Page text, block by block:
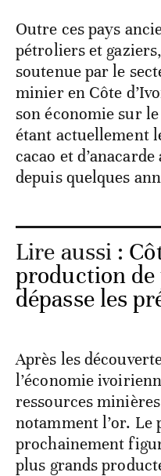
Outre ces pays
pétroliers et
soutenue par le
minier en Côte
son économie sur
étant actuellement
cacao et
depuis quelques
Lire aussi :
production de
dépasse les
Après les
l’économie
ressources
notamment l’or. Le
prochainement
plus grands